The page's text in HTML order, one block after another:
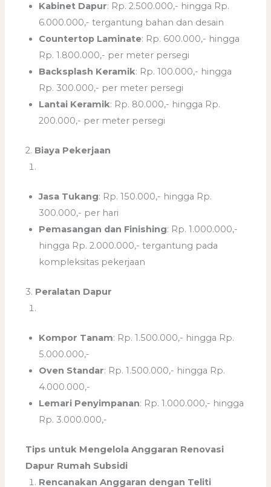
Kabinet Dapur: Rp. 2.500.000,- hingga Rp.
6.000.000,- tergantung bahan dan desain
Countertop Laminate: Rp. 600.000,- hingga
Rp. 1.800.000,- per meter persegi
Backsplash Keramik: Rp. 100.000,- hingga
Rp. 300.000,- per meter persegi
Lantai Keramik: Rp. 80.000,- hingga Rp.
200.000,- per meter persegi
2. Biaya Pekerjaan
Jasa Tukang: Rp. 150.000,- hingga Rp.
300.000,- per hari
Pemasangan dan Finishing: Rp. 1.000.000,-
hingga Rp. 2.000.000,- tergantung pada
kompleksitas pekerjaan
3. Peralatan Dapur
Kompor Tanam: Rp. 1.500.000,- hingga Rp.
5.000.000,-
Oven Standar: Rp. 1.500.000,- hingga Rp.
4.000.000,-
Lemari Penyimpanan: Rp. 1.000.000,- hingga
Rp. 3.000.000,-
Tips untuk Mengelola Anggaran Renovasi
Dapur Rumah Subsidi
Rencanakan Anggaran dengan Teliti